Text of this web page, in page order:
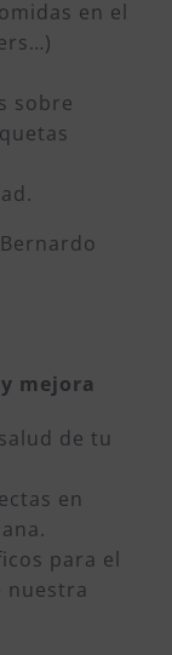
en el
sobre
mejora
de tu
en
para el
nuestra